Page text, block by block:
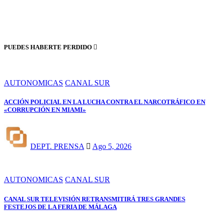
PUEDES HABERTE PERDIDO
AUTONOMICAS CANAL SUR
ACCIÓN POLICIAL EN LA LUCHA CONTRA EL NARCOTRÁFICO EN
«CORRUPCIÓN EN MIAMI»
DEPT. PRENSA Ago 5, 2026
AUTONOMICAS CANAL SUR
CANAL SUR TELEVISIÓN RETRANSMITIRÁ TRES GRANDES
FESTEJOS DE LA FERIA DE MÁLAGA